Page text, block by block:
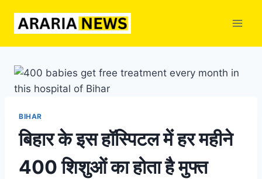
BIHAR
बिहार के इस हॉस्पिटल में हर महीने
400 शिशुओं का होता है मुफ्त